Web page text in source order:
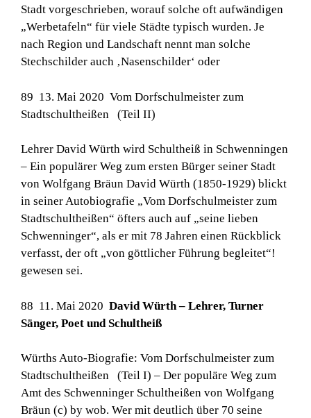
Stadt vorgeschrieben, worauf solche oft aufwändigen
„Werbetafeln“ für viele Städte typisch wurden. Je
nach Region und Landschaft nennt man solche
Stechschilder auch ‚Nasenschilder‘ oder
89 13. Mai 2020 Vom Dorfschulmeister zum
Stadtschultheißen (Teil II)
Lehrer David Würth wird Schultheiß in Schwenningen
– Ein populärer Weg zum ersten Bürger seiner Stadt
von Wolfgang Bräun David Würth (1850-1929) blickt
in seiner Autobiografie „Vom Dorfschulmeister zum
Stadtschultheißen“ öfters auch auf „seine lieben
Schwenninger“, als er mit 78 Jahren einen Rückblick
verfasst, der oft „von göttlicher Führung begleitet“!
gewesen sei.
88 11. Mai 2020 David Würth – Lehrer, Turner
Sänger, Poet und Schultheiß
Würths Auto-Biografie: Vom Dorfschulmeister zum
Stadtschultheißen (Teil I) – Der populäre Weg zum
Amt des Schwenninger Schultheißen von Wolfgang
Bräun (c) by wob. Wer mit deutlich über 70 seine